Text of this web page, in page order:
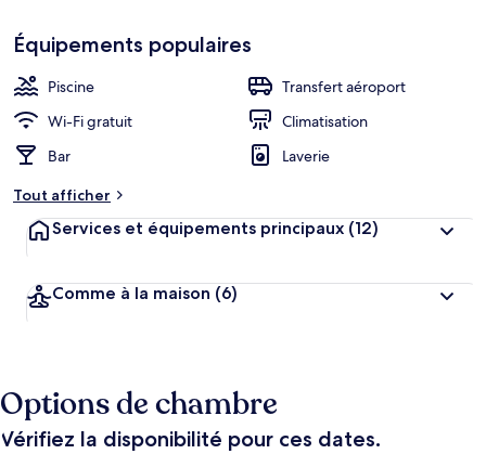
Équipements populaires
Piscine
Transfert aéroport
Wi-Fi gratuit
Climatisation
Bar
Laverie
Tout afficher
Services et équipements principaux (12)
Comme à la maison (6)
Options de chambre
Vérifiez la disponibilité pour ces dates.